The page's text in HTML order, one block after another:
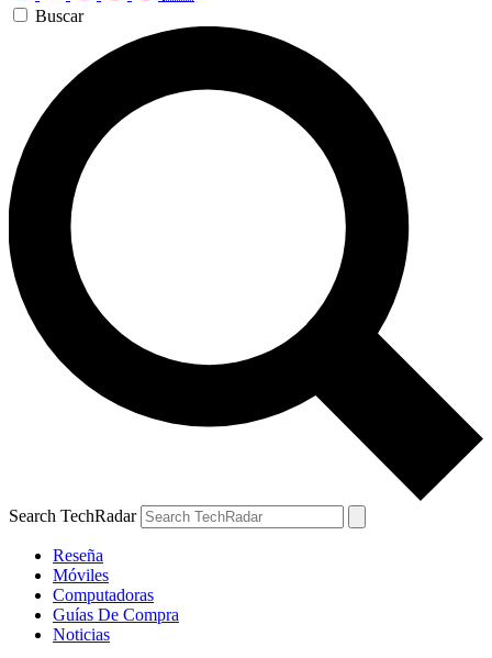
Buscar
Search TechRadar
Reseña
Móviles
Computadoras
Guías De Compra
Noticias